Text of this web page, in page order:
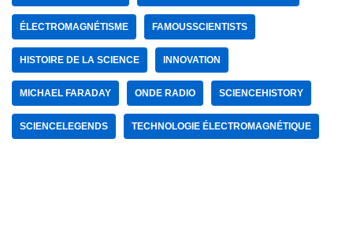
ÉLECTROMAGNÉTISME FAMOUSSCIENTISTS
HISTOIRE DE LA SCIENCE INNOVATION
MICHAEL FARADAY ONDE RADIO SCIENCEHISTORY
SCIENCELEGENDS TECHNOLOGIE ÉLECTROMAGNÉTIQUE